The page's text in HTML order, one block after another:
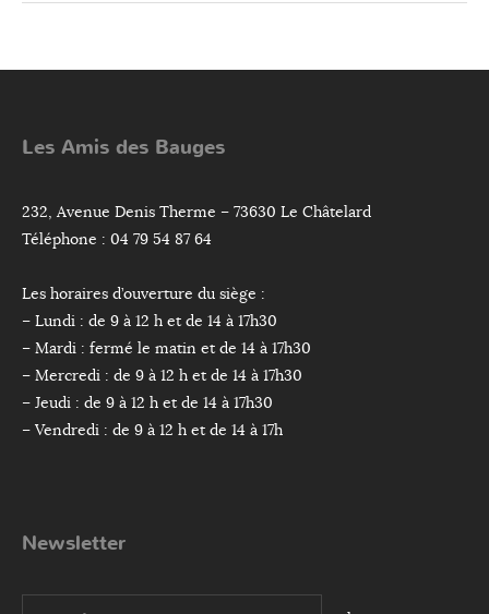
Les Amis des Bauges
232, Avenue Denis Therme – 73630 Le Châtelard
Téléphone : 04 79 54 87 64
Les horaires d’ouverture du siège :
– Lundi : de 9 à 12 h et de 14 à 17h30
– Mardi : fermé le matin et de 14 à 17h30
– Mercredi : de 9 à 12 h et de 14 à 17h30
– Jeudi : de 9 à 12 h et de 14 à 17h30
– Vendredi : de 9 à 12 h et de 14 à 17h
Newsletter